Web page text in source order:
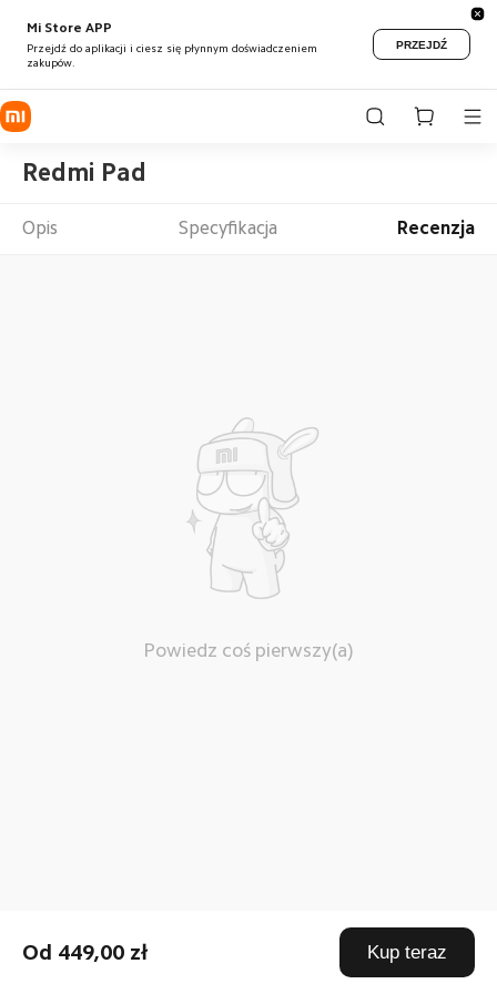
Mi Store APP
Przejdź do aplikacji i ciesz się płynnym doświadczeniem
zakupów.
PRZEJDŹ
Redmi Pad
Od 449,00 zł Kup teraz
Opis Specyfikacja Recenzja
Powiedz coś pierwszy(a)